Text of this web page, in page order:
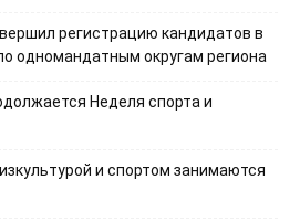
регистрацию кандидатов в
одномандатным округам региона
Неделя спорта и
и спортом занимаются